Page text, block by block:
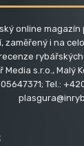
online
zaměřený i na
s.r.o., Malý
Tel.: